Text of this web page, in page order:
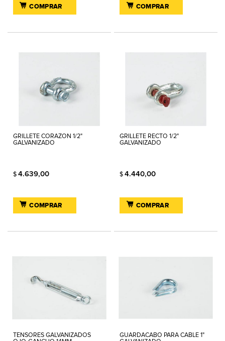
COMPRAR COMPRAR
GRILLETE CORAZON 1/2"
GALVANIZADO
$ 4.639,00
COMPRAR
GRILLETE RECTO 1/2"
GALVANIZADO
$4.440,00
COMPRAR
TENSORES GALVANIZADOS
GUARDACABO PARA CABLE 1"